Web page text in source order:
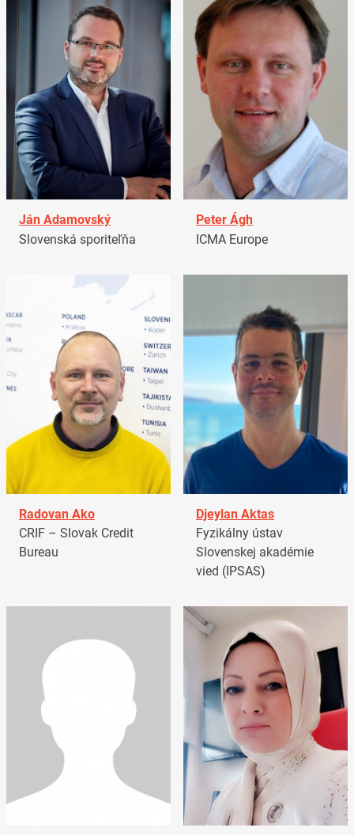
Ján Adamovský
Slovenská sporiteľňa
Peter Ágh
ICMA Europe
Radovan Ako
CRIF – Slovak Credit
Bureau
Djeylan Aktas
Fyzikálny ústav
Slovenskej akadémie
vied (IPSAS)